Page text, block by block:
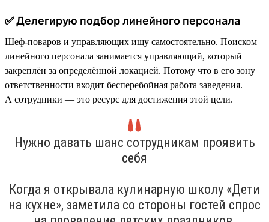
✅ Делегирую подбор линейного персонала
Шеф-поваров и управляющих ищу самостоятельно. Поиском
линейного персонала занимается управляющий, который
закреплён за определённой локацией. Потому что в его зону
ответственности входит бесперебойная работа заведения.
А сотрудники — это ресурс для достижения этой цели.
Нужно давать шанс сотрудникам проявить
себя
Когда я открывала кулинарную школу «Дети
на кухне», заметила со стороны гостей спрос